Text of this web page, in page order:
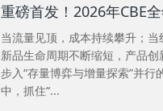
重磅首发！2026年CBE
当流量见顶，成本持续攀升；
新品生命周期不断缩短，产品
步入“存量博弈与增量探索”并
中，抓住“...